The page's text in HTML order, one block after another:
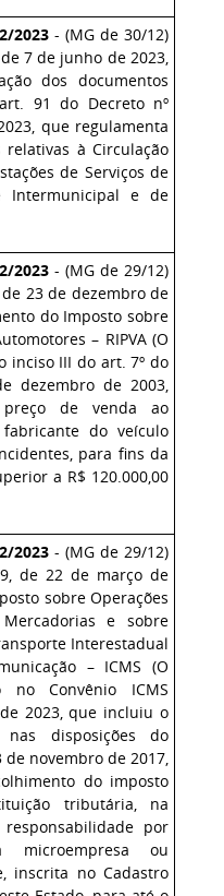
2023 - (MG de 30/12)
7 de junho de 2023,
dos documentos
91 do Decreto nº
que regulamenta
à Circulação
de Serviços de
Intermunicipal e de
2023 - (MG de 29/12)
23 de dezembro de
do Imposto sobre
– RIPVA (O
inciso III do art. 7º do
dezembro de 2003,
de venda ao
do veículo
para fins da
a R$ 120.000,00
2023 - (MG de 29/12)
de 22 de março de
sobre Operações
e sobre
Interestadual
– ICMS (O
no Convênio ICMS
2023, que incluiu o
disposições do
de novembro de 2017,
do imposto
tributária, na
por
microempresa ou
inscrita no Cadastro